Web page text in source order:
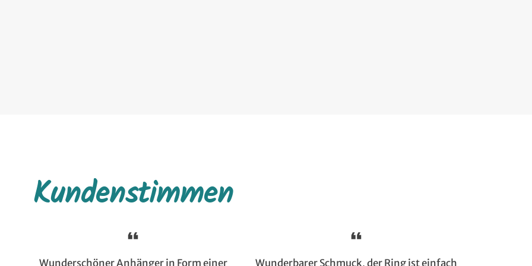
Kundenstimmen
Wunderschöner Anhänger in Form einer Wunderbarer Schmuck, der Ring ist einfach